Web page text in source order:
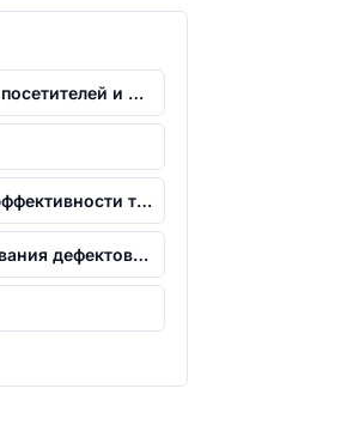
Система подсчета посетителей и управле...
Система анализа эффективности труда, к...
Система распознавания дефектов и брака...